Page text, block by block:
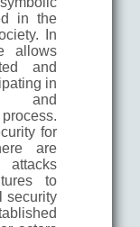
in the
In
allows
and
in
and
for
are
to
security